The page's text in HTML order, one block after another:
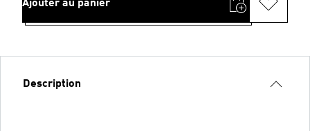
Ajouter au panier
Description